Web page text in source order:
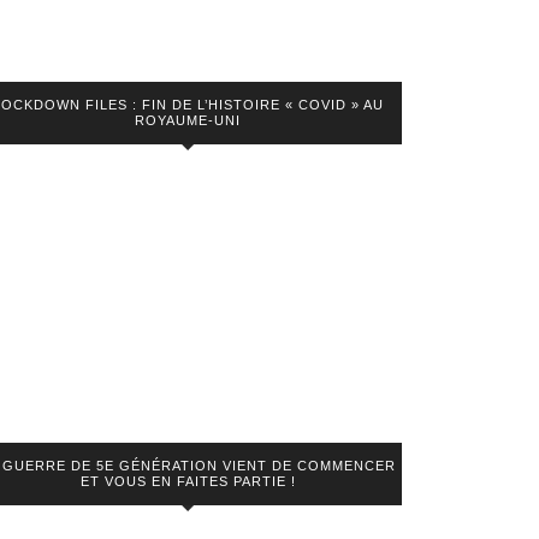
FILES : FIN DE L’HISTOIRE « COVID » AU
ROYAUME-UNI
GUERRE DE 5E GÉNÉRATION VIENT DE COMMENCER
ET VOUS EN FAITES PARTIE !